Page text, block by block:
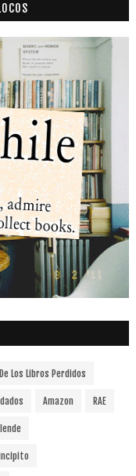
Los Libros Perdidos
Amazon RAE